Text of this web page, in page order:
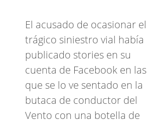
El acusado de ocasionar el
trágico siniestro vial había
publicado stories en su
cuenta de Facebook en las
que se lo ve sentado en la
butaca de conductor del
Vento con una botella de